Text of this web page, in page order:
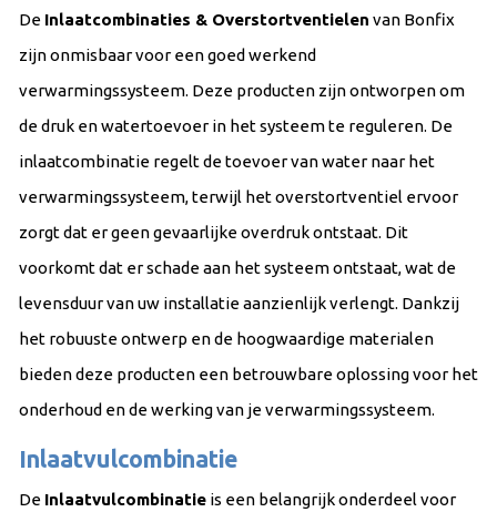
De Inlaatcombinaties & Overstortventielen van Bonfix
zijn onmisbaar voor een goed werkend
verwarmingssysteem. Deze producten zijn ontworpen om
de druk en watertoevoer in het systeem te reguleren. De
inlaatcombinatie regelt de toevoer van water naar het
verwarmingssysteem, terwijl het overstortventiel ervoor
zorgt dat er geen gevaarlijke overdruk ontstaat. Dit
voorkomt dat er schade aan het systeem ontstaat, wat de
levensduur van uw installatie aanzienlijk verlengt. Dankzij
het robuuste ontwerp en de hoogwaardige materialen
bieden deze producten een betrouwbare oplossing voor het
onderhoud en de werking van je verwarmingssysteem.
Inlaatvulcombinatie
De Inlaatvulcombinatie is een belangrijk onderdeel voor